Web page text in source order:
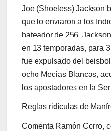
Joe (Shoeless) Jackson
que lo enviaron a los
bateador de 256.
en 13 temporadas, para
fue expulsado del
ocho Medias Blancas,
los apostadores en la
Reglas ridículas de
Comenta Ramón Corro,